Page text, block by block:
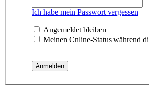
Ich habe mein Passwort vergessen
Angemeldet bleiben
Meinen Online-Status während